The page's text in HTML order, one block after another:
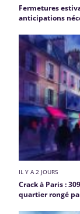
Fermetures
anticipations
IL Y A 2 JOURS
Crack à Paris :
quartier rongé